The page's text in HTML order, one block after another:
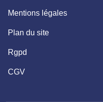
Mentions légales
Plan du site
Rgpd
CGV